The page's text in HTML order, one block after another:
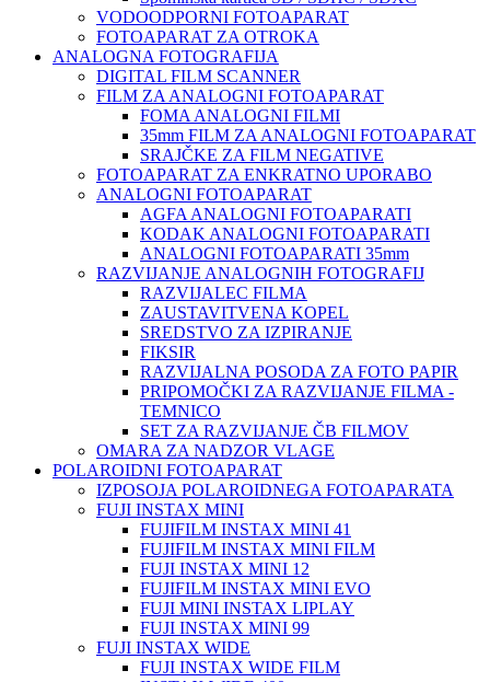
VODOODPORNI FOTOAPARAT
FOTOAPARAT ZA OTROKA
ANALOGNA FOTOGRAFIJA
DIGITAL FILM SCANNER
FILM ZA ANALOGNI FOTOAPARAT
FOMA ANALOGNI FILMI
35mm FILM ZA ANALOGNI FOTOAPARAT
SRAJČKE ZA FILM NEGATIVE
FOTOAPARAT ZA ENKRATNO UPORABO
ANALOGNI FOTOAPARAT
AGFA ANALOGNI FOTOAPARATI
KODAK ANALOGNI FOTOAPARATI
ANALOGNI FOTOAPARATI 35mm
RAZVIJANJE ANALOGNIH FOTOGRAFIJ
RAZVIJALEC FILMA
ZAUSTAVITVENA KOPEL
SREDSTVO ZA IZPIRANJE
FIKSIR
RAZVIJALNA POSODA ZA FOTO PAPIR
PRIPOMOČKI ZA RAZVIJANJE FILMA -
TEMNICO
SET ZA RAZVIJANJE ČB FILMOV
OMARA ZA NADZOR VLAGE
POLAROIDNI FOTOAPARAT
IZPOSOJA POLAROIDNEGA FOTOAPARATA
FUJI INSTAX MINI
FUJIFILM INSTAX MINI 41
FUJIFILM INSTAX MINI FILM
FUJI INSTAX MINI 12
FUJIFILM INSTAX MINI EVO
FUJI MINI INSTAX LIPLAY
FUJI INSTAX MINI 99
FUJI INSTAX WIDE
FUJI INSTAX WIDE FILM